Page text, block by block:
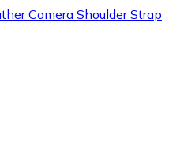
Camera Shoulder Strap